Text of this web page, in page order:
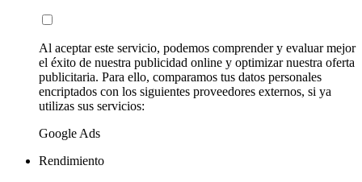
Al aceptar este servicio, podemos comprender y evaluar mejor
el éxito de nuestra publicidad online y optimizar nuestra oferta
publicitaria. Para ello, comparamos tus datos personales
encriptados con los siguientes proveedores externos, si ya
utilizas sus servicios:
Google Ads
Rendimiento